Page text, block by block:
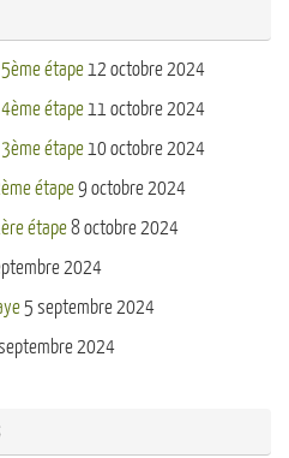
étape12 octobre 2024
étape11 octobre 2024
étape10 octobre 2024
étape9 octobre 2024
étape8 octobre 2024
2024
5 septembre 2024
2024